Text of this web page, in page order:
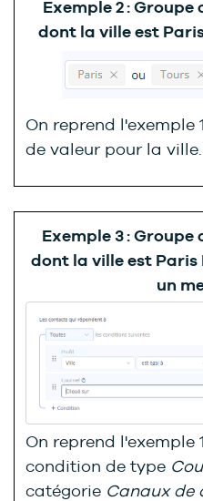
Exemple 2 :
dont la ville est Paris
On reprend l'exemple
de valeur pour la ville.
Exemple 3 :
dont la ville est Paris
un
On reprend l'exemple
condition de type
catégorie Canaux de